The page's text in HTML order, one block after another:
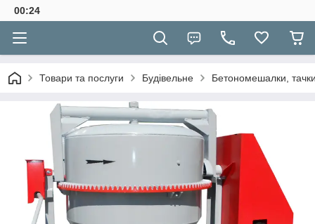
00:24
Товари та послуги Будівельне Бетономешалки,